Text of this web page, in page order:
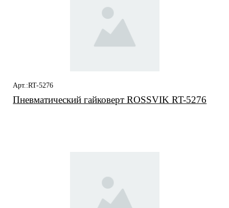
Арт.:RT-5276
Пневматический гайковерт ROSSVIK RT-5276